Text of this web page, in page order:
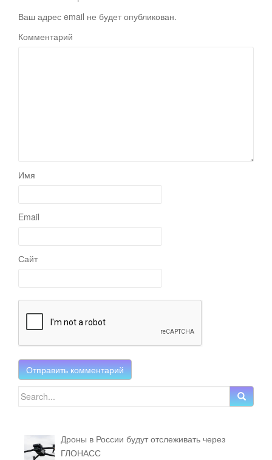
Ваш адрес email не будет опубликован.
Комментарий
Имя
Email
Сайт
Search for:
Дроны в России будут отслеживать через
ГЛОНАСС